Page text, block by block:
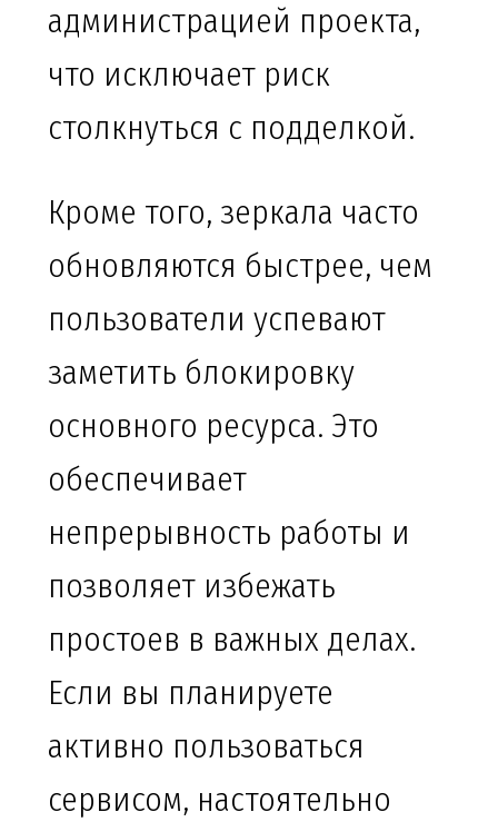
администрацией проекта,
что исключает риск
столкнуться с подделкой.
Кроме того, зеркала часто
обновляются быстрее, чем
пользователи успевают
заметить блокировку
основного ресурса. Это
обеспечивает
непрерывность работы и
позволяет избежать
простоев в важных делах.
Если вы планируете
активно пользоваться
сервисом, настоятельно